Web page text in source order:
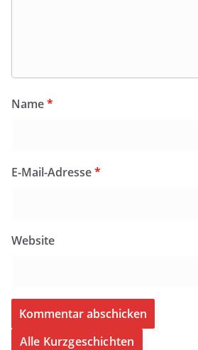
Name*
E-Mail-Adresse*
Website
Alle Kurzgeschichten